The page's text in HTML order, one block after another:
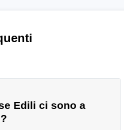
Edili ci sono a